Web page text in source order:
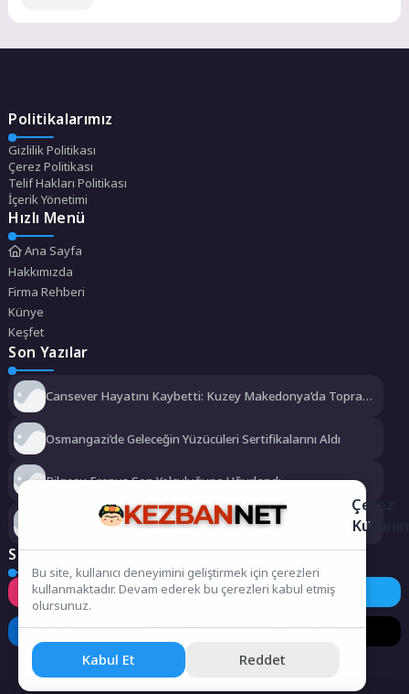
Politikalarımız
Gizlilik Politikası
Çerez Politikası
Telif Hakları Politikası
İçerik Yönetimi
Hızlı Menü
Ana Sayfa
Hakkımızda
Firma Rehberi
Künye
Keşfet
Son Yazılar
Cansever Hayatını Kaybetti: Kuzey Makedonya’da Toprağa
Osmangazi’de Geleceğin Yüzücüleri Sertifikalarını Aldı
Bilgesu Erenus Son Yolculuğuna Uğurlandı
Urla Belediyesi’nden ücretsiz üniversite tercih danışmanlığı
Sosyal Medya
Instagram Facebook Twitter
LinkedIn YouTube TikTok
Çerez
Bu site, kullanıcı deneyimini geliştirmek için çerezleri
kullanmaktadır. Devam ederek bu çerezleri kabul etmiş
olursunuz.
Kabul Et Reddet